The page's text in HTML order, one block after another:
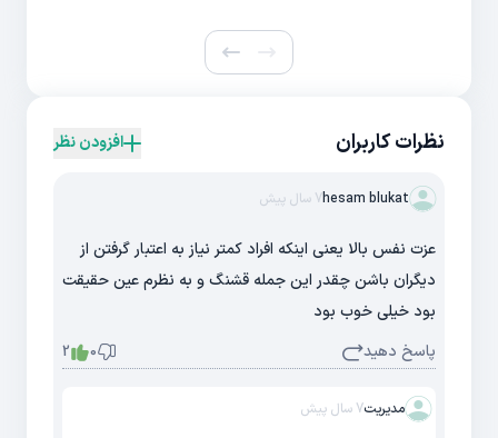
نظرات کاربران افزودن نظر
hesam blukat7 سال پیش
عزت نفس بالا یعنی اینکه افراد کمتر نیاز به اعتبار گرفتن از
دیگران باشن چقدر این جمله قشنگ و به نظرم عین حقیقت
بود خیلی خوب بود
پاسخ دهید
0
2
مدیریت7 سال پیش